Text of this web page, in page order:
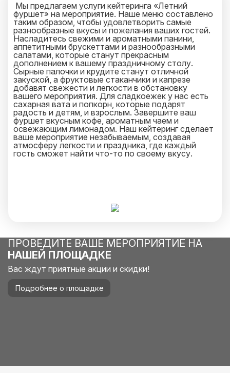
Мы предлагаем услуги кейтеринга «Летний
фуршет» на мероприятие. Наше меню составлено
таким образом, чтобы удовлетворить самые
разнообразные вкусы и пожелания ваших гостей.
Насладитесь свежими и ароматными панини,
аппетитными брускеттами и разнообразными
салатами, которые станут прекрасным
дополнением к вашему праздничному столу.
Сырные палочки и крудите станут отличной
закуской, а фруктовые стаканчики и капрезе
добавят свежести и легкости в обстановку
вашего мероприятия. Для сладкоежек у нас есть
сахарная вата и попкорн, которые подарят
радость и детям, и взрослым. Завершите ваш
фуршет вкусным кофе, ароматным чаем и
освежающим лимонадом. Наш кейтеринг сделает
ваше мероприятие незабываемым, создавая
атмосферу легкости и праздника, где каждый
гость сможет найти что-то по своему вкусу.
ПРОВЕДИТЕ ВАШЕ МЕРОПРИЯТИЕ НА
НАШЕЙ ПЛОЩАДКЕ
Вас ждут приятные акции и скидки!
Подробнее о площадке